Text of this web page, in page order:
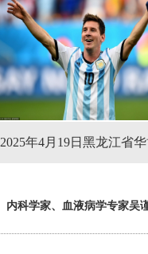
搞？
2025年4月19日黑龙江省
内科学家、血液病学专家吴